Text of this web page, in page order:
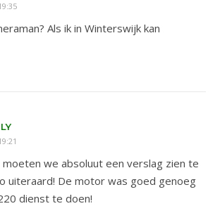
Als ik in Winterswijk kan
moeten we absoluut een verslag zien te
uiteraard! De motor was goed genoeg
dienst te doen!